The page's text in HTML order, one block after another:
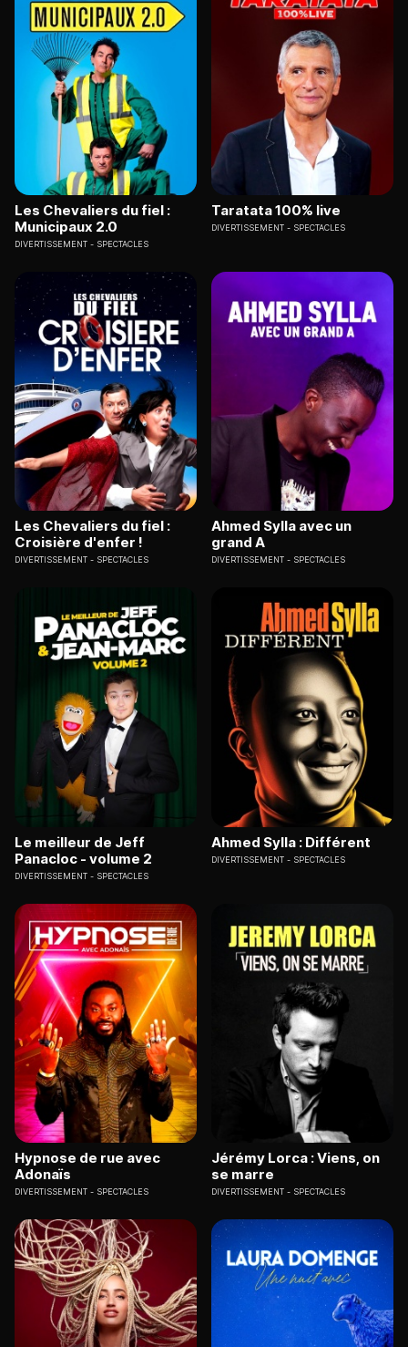
Les Chevaliers du fiel :
Municipaux 2.0
DIVERTISSEMENT SPECTACLES
Taratata 100% live
DIVERTISSEMENT SPECTACLES
Les Chevaliers du fiel :
Croisière d'enfer !
DIVERTISSEMENT SPECTACLES
Ahmed Sylla avec un
grand A
DIVERTISSEMENT SPECTACLES
Le meilleur de Jeff
Panacloc - volume 2
DIVERTISSEMENT SPECTACLES
Ahmed Sylla : Différent
DIVERTISSEMENT SPECTACLES
Hypnose de rue avec
Adonaïs
DIVERTISSEMENT SPECTACLES
Jérémy Lorca : Viens, on
se marre
DIVERTISSEMENT SPECTACLES